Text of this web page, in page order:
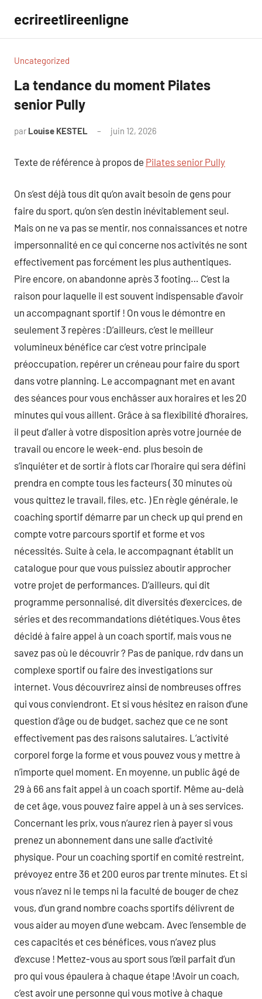
contenu
ecrireetlireenligne
Uncategorized
La tendance du moment Pilates
senior Pully
par Louise KESTEL juin 12, 2026
Texte de référence à propos de Pilates senior Pully
On s’est déjà tous dit qu’on avait besoin de gens pour
faire du sport, qu’on s’en destin inévitablement seul.
Mais on ne va pas se mentir, nos connaissances et notre
impersonnalité en ce qui concerne nos activités ne sont
effectivement pas forcément les plus authentiques.
Pire encore, on abandonne après 3 footing… C’est la
raison pour laquelle il est souvent indispensable d’avoir
un accompagnant sportif ! On vous le démontre en
seulement 3 repères :D’ailleurs, c’est le meilleur
volumineux bénéfice car c’est votre principale
préoccupation, repérer un créneau pour faire du sport
dans votre planning. Le accompagnant met en avant
des séances pour vous enchâsser aux horaires et les 20
minutes qui vous aillent. Grâce à sa flexibilité d’horaires,
il peut d’aller à votre disposition après votre journée de
travail ou encore le week-end. plus besoin de
s’inquiéter et de sortir à flots car l’horaire qui sera défini
prendra en compte tous les facteurs ( 30 minutes où
vous quittez le travail, files, etc. ) En règle générale, le
coaching sportif démarre par un check up qui prend en
compte votre parcours sportif et forme et vos
nécessités. Suite à cela, le accompagnant établit un
catalogue pour que vous puissiez aboutir approcher
votre projet de performances. D’ailleurs, qui dit
programme personnalisé, dit diversités d’exercices, de
séries et des recommandations diététiques.Vous êtes
décidé à faire appel à un coach sportif, mais vous ne
savez pas où le découvrir ? Pas de panique, rdv dans un
complexe sportif ou faire des investigations sur
internet. Vous découvrirez ainsi de nombreuses offres
qui vous conviendront. Et si vous hésitez en raison d’une
question d’âge ou de budget, sachez que ce ne sont
effectivement pas des raisons salutaires. L’activité
corporel forge la forme et vous pouvez vous y mettre à
n’importe quel moment. En moyenne, un public âgé de
29 à 66 ans fait appel à un coach sportif. Même au-delà
de cet âge, vous pouvez faire appel à un à ses services.
Concernant les prix, vous n’aurez rien à payer si vous
prenez un abonnement dans une salle d’activité
physique. Pour un coaching sportif en comité restreint,
prévoyez entre 36 et 200 euros par trente minutes. Et si
vous n’avez ni le temps ni la faculté de bouger de chez
vous, d’un grand nombre coachs sportifs délivrent de
vous aider au moyen d’une webcam. Avec l’ensemble de
ces capacités et ces bénéfices, vous n’avez plus
d’excuse ! Mettez-vous au sport sous l’œil parfait d’un
pro qui vous épaulera à chaque étape !Avoir un coach,
c’est avoir une personne qui vous motive à chaque